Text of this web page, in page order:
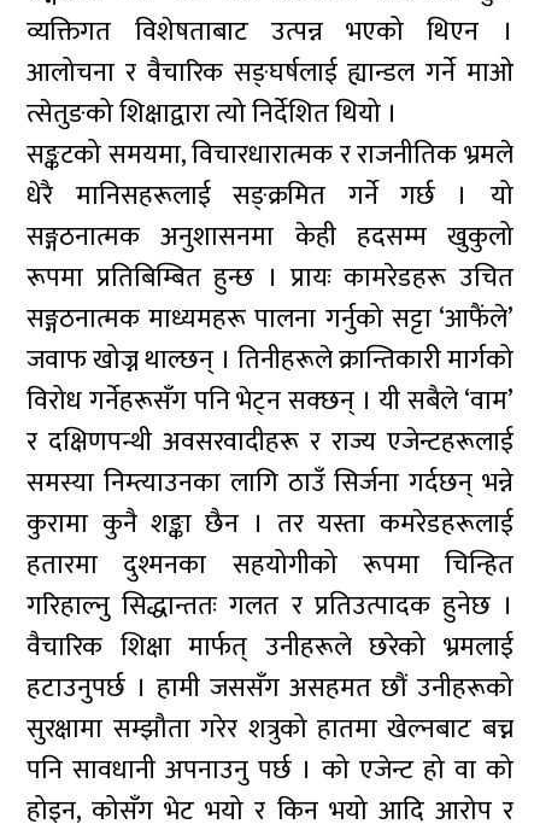
व्यक्तिगत विशेषताबाट उत्पन्न भएको थिएन ।
आलोचना र वैचारिक सङ्घर्षलाई ह्यान्डल गर्ने माओ
त्सेतुङको शिक्षाद्वारा त्यो निर्देशित थियो ।
सङ्कटको समयमा, विचारधारात्मक र राजनीतिक भ्रमले
धेरै मानिसहरूलाई सङ्क्रमित गर्ने गर्छ । यो
सङ्गठनात्मक अनुशासनमा केही हदसम्म खुकुलो
रूपमा प्रतिबिम्बित हुन्छ । प्रायः कामरेडहरू उचित
सङ्गठनात्मक माध्यमहरू पालना गर्नुको सट्टा ‘आफैंले’
जवाफ खोज्न थाल्छन् । तिनीहरूले क्रान्तिकारी मार्गको
विरोध गर्नेहरूसँग पनि भेट्न सक्छन् । यी सबैले ‘वाम’
र दक्षिणपन्थी अवसरवादीहरू र राज्य एजेन्टहरूलाई
समस्या निम्त्याउनका लागि ठाउँ सिर्जना गर्दछन् भन्ने
कुरामा कुनै शङ्का छैन । तर यस्ता कमरेडहरूलाई
हतारमा दुश्मनका सहयोगीको रूपमा चिन्हित
गरिहाल्नु सिद्धान्ततः गलत र प्रतिउत्पादक हुनेछ ।
वैचारिक शिक्षा मार्फत् उनीहरूले छरेको भ्रमलाई
हटाउनुपर्छ । हामी जससँग असहमत छौं उनीहरूको
सुरक्षामा सम्झौता गरेर शत्रुको हातमा खेल्नबाट बच्न
पनि सावधानी अपनाउनु पर्छ । को एजेन्ट हो वा को
होइन, कोसँग भेट भयो र किन भयो आदि आरोप र